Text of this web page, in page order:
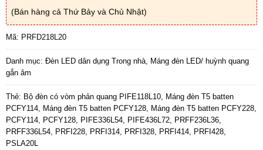
(Bán hàng cả Thứ Bảy và Chủ Nhật)
Mã: PRFD218L20
Danh mục: Đèn LED dân dụng Trong nhà
Máng đèn LED/ huỳnh quang
gắn âm
Thẻ: Bộ đèn có vòm phản quang PIFE118L10
Máng đèn T5 batten
PCFY114
Máng đèn T5 batten PCFY128 Máng đèn T5 batten PCFY228
PCFY114
PCFY128 PIFE336L54 PIFE436L72 PRFF236L36
PRFF336L54
PRFI228 PRFI314 PRFI328 PRFI414 PRFI428
PSLA20L